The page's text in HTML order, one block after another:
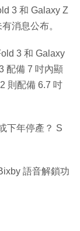
3 和 Galaxy Z
消息公布。
3 和 Galaxy
配備 7 吋內顯
則配備 6.7 吋
下年停產？ S
語音解鎖功